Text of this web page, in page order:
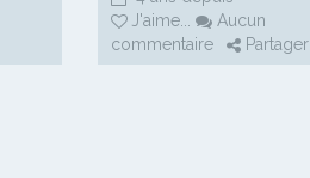
J'aime ...
Aucun
commentaire
Partager